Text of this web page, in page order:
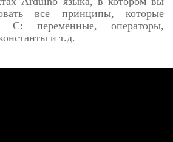
все принципы, которые
C: переменные, операторы,
и т.д.